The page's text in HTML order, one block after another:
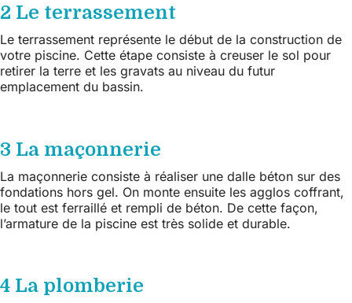
2 Le terrassement
Le terrassement représente le début de la construction de
votre piscine. Cette étape consiste à creuser le sol pour
retirer la terre et les gravats au niveau du futur
emplacement du bassin.
3 La maçonnerie
La maçonnerie consiste à réaliser une dalle béton sur des
fondations hors gel. On monte ensuite les agglos coffrant,
le tout est ferraillé et rempli de béton. De cette façon,
l’armature de la piscine est très solide et durable.
4 La plomberie